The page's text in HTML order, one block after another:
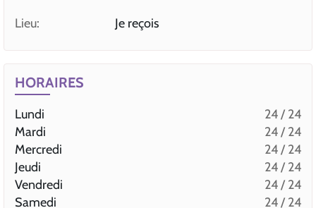
Lieu: Je reçois
HORAIRES
Lundi
24 / 24
Mardi
24 / 24
Mercredi
24 / 24
Jeudi
24 / 24
Vendredi
24 / 24
Samedi
24 / 24